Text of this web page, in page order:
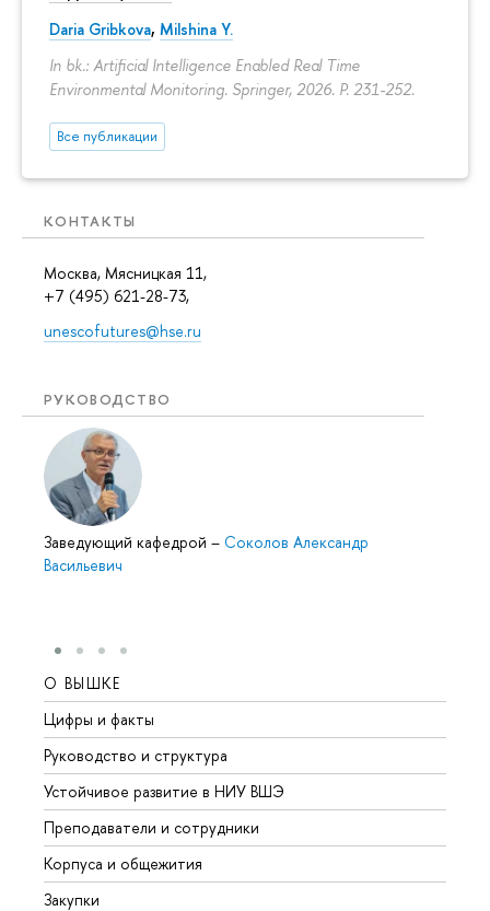
Daria Gribkova, Milshina Y.
In bk.: Artificial Intelligence Enabled Real Time
Environmental Monitoring. Springer, 2026. P. 231-252.
Все публикации
КОНТАКТЫ
Москва, Мясницкая 11,
+7 (495) 621-28-73,
unescofutures@hse.ru
РУКОВОДСТВО
Заведующий кафедрой – Соколов Александр
Васильевич
О ВЫШКЕ
Цифры и факты
Руководство и структура
Устойчивое развитие в НИУ ВШЭ
Преподаватели и сотрудники
Корпуса и общежития
Закупки